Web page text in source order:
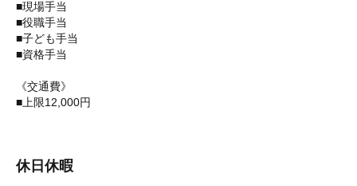
■現場手当
■役職手当
■子ども手当
■資格手当
《交通費》
■上限12,000円
休日休暇